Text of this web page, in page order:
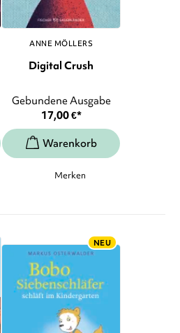
ANNE MÖLLERS
Digital Crush
Gebundene Ausgabe
17,00€*
Merken
NEU